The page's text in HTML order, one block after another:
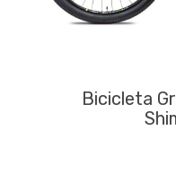
Bicicleta